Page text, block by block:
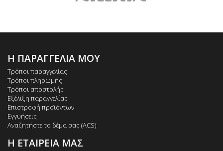
Η ΠΑΡΑΓΓΕΛΙΑ ΜΟΥ
Τρόποι παραγγελίας
Τρόποι πληρωμής
Τρόποι αποστολής
Εξέλιξη παραγγελίας
Επιστροφή προϊόντων
Εγγυήσεις
Αναζητήστε το δέμα σας (ACS)
Η ΕΤΑΙΡΕΙΑ ΜΑΣ